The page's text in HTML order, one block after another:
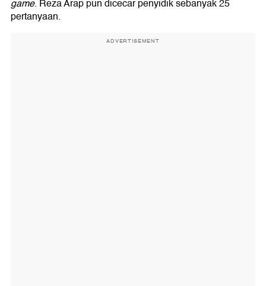
game. Reza Arap pun dicecar penyidik sebanyak 25
pertanyaan.
ADVERTISEMENT